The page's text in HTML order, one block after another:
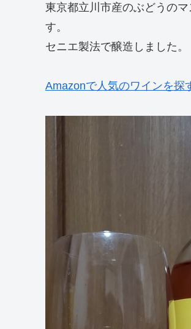
東京都立川市産のぶどうの
す。
セニエ製法で醸造しました。
Amazonで人気のワインを探